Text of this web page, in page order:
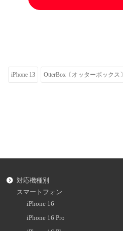
iPhone 13 OtterBox〔オッターボックス〕
対応機種別
スマートフォン
iPhone 16
iPhone 16 Pro